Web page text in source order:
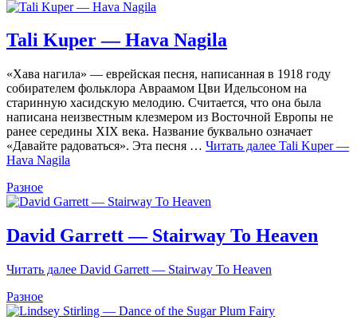
Tali Kuper — Hava Nagila
«Хава нагила» — еврейская песня, написанная в 1918 году
собирателем фольклора Авраамом Цви Идельсоном на
старинную хасидскую мелодию. Считается, что она была
написана неизвестным клезмером из Восточной Европы не
ранее середины XIX века. Название буквально означает
«Давайте радоваться». Эта песня … Читать далее Tali Kuper —
Hava Nagila
Разное
David Garrett — Stairway To Heaven
Читать далее David Garrett — Stairway To Heaven
Разное